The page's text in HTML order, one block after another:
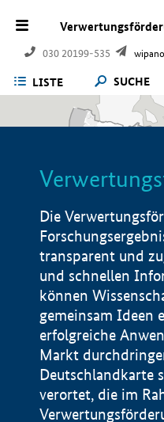
030 20199-535
LISTE SUCHE
Die
transparent und
und schnellen
können
gemeinsam Ideen
erfolgreiche
Markt
Deutschlandkarte
verortet, die im